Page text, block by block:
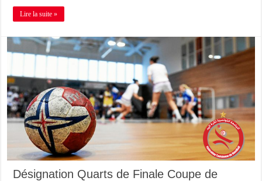
Lire la suite »
Désignation Quarts de Finale Coupe de